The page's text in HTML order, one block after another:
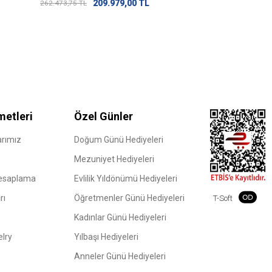
262.473,75TL 209.979,00 TL
Özel Günler
Doğum Günü Hediyeleri
Mezuniyet Hediyeleri
Evlilik Yıldönümü Hediyeleri
Öğretmenler Günü Hediyeleri
Kadınlar Günü Hediyeleri
Yılbaşı Hediyeleri
Anneler Günü Hediyeleri
T-Soft